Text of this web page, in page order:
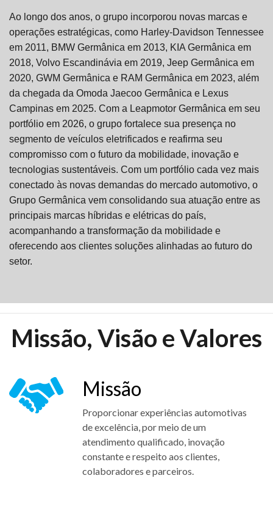
Ao longo dos anos, o grupo incorporou novas marcas e
operações estratégicas, como Harley-Davidson Tennessee
em 2011, BMW Germânica em 2013, KIA Germânica em
2018, Volvo Escandinávia em 2019, Jeep Germânica em
2020, GWM Germânica e RAM Germânica em 2023, além
da chegada da Omoda Jaecoo Germânica e Lexus
Campinas em 2025. Com a Leapmotor Germânica em seu
portfólio em 2026, o grupo fortalece sua presença no
segmento de veículos eletrificados e reafirma seu
compromisso com o futuro da mobilidade, inovação e
tecnologias sustentáveis. Com um portfólio cada vez mais
conectado às novas demandas do mercado automotivo, o
Grupo Germânica vem consolidando sua atuação entre as
principais marcas híbridas e elétricas do país,
acompanhando a transformação da mobilidade e
oferecendo aos clientes soluções alinhadas ao futuro do
setor.
Missão, Visão e Valores
Missão
Proporcionar experiências automotivas
de excelência, por meio de um
atendimento qualificado, inovação
constante e respeito aos clientes,
colaboradores e parceiros.